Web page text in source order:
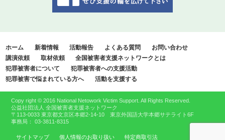
ホーム 新着情報 活動報告 よくある質問
お問い合わせ
講演依頼
取材依頼
全国被害者支援ネットワークとは
犯罪被害者について
犯罪被害者への支援活動
犯罪被害で悩まれている方へ
活動を支援する
Copy right © 2016 National Netowork Victim Support. All Rights Reserved.
公益社団法人 全国被害者支援ネットワーク
〒113-0033 東京都文京区本郷2-14-10 東京外国語大学本郷サテライト6F
事務局： 03-3811-8315
サイトマップ 個人情報のお取り扱い 特定商取引法